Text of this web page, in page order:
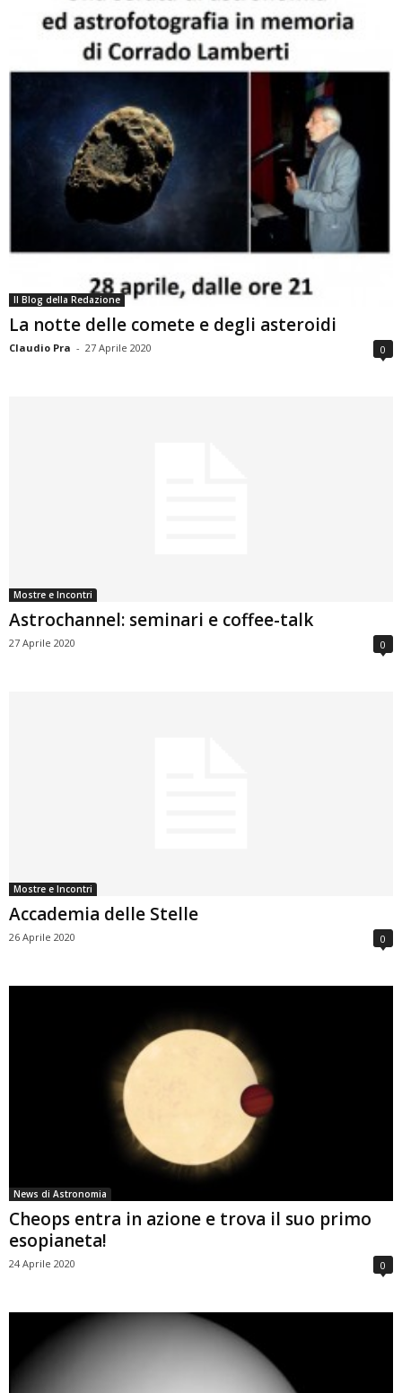
Il Blog della Redazione
La notte delle comete e degli asteroidi
Claudio Pra - 27 Aprile 2020 0
Mostre e Incontri
Astrochannel: seminari e coffee-talk
27 Aprile 2020 0
Mostre e Incontri
Accademia delle Stelle
26 Aprile 2020 0
News di Astronomia
Cheops entra in azione e trova il suo primo
esopianeta!
24 Aprile 2020 0